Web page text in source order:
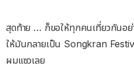
สุดท้าย … ก็ขอให้ทุกคนเที่ยวกันอย่
ให้มันกลายเป็น Songkran
ผมแซวเลย